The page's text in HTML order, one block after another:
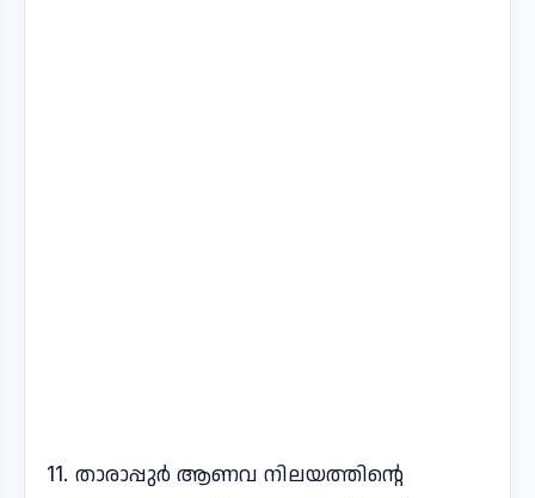
11. താരാപ്പുർ ആണവ നിലയത്തിന്റെ